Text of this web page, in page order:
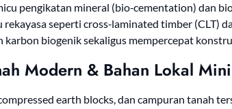
pengikatan mineral (bio‑cementation) dan
rekayasa seperti cross‑laminated timber
karbon biogenik sekaligus mempercepat
Modern & Bahan Lokal
earth blocks, dan campuran tanah